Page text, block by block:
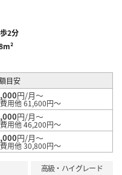
2分
目安
円/月～
用他 61,600円～
円/月～
用他 46,200円～
円/月～
用他 30,800円～
高級・ハイグレード